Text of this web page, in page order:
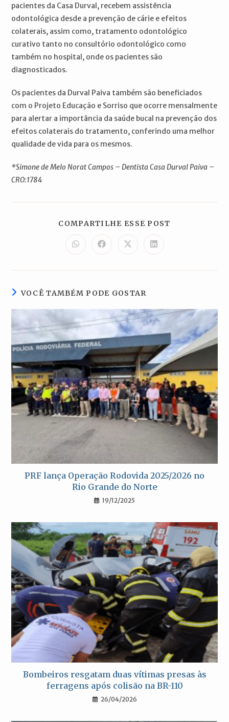
pacientes da Casa Durval, recebem assistência
odontológica desde a prevenção de cárie e efeitos
colaterais, assim como, tratamento odontológico
curativo tanto no consultório odontológico como
também no hospital, onde os pacientes são
diagnosticados.
Os pacientes da Durval Paiva também são beneficiados
com o Projeto Educação e Sorriso que ocorre mensalmente
para alertar a importância da saúde bucal na prevenção dos
efeitos colaterais do tratamento, conferindo uma melhor
qualidade de vida para os mesmos.
*Simone de Melo Norat Campos – Dentista Casa Durval Paiva –
CRO:1784
COMPARTILHE ESSE POST
Abre
em
nova
Abre
em
nova
Abre
em
nova
Abre
em
nova
VOCÊ TAMBÉM PODE GOSTAR
PRF lança Operação Rodovida 2025/2026 no
Rio Grande do Norte
19/12/2025
Bombeiros resgatam duas vítimas presas às
ferragens após colisão na BR-110
26/04/2026